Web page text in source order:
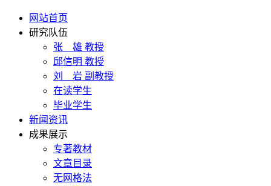
网站首页
研究队伍
张 雄 教授
邱信明 教授
刘 岩 副教授
在读学生
毕业学生
新闻资讯
成果展示
专著教材
文章目录
无网格法